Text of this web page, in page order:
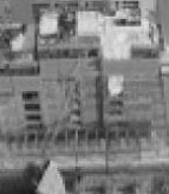
сил,
Азии